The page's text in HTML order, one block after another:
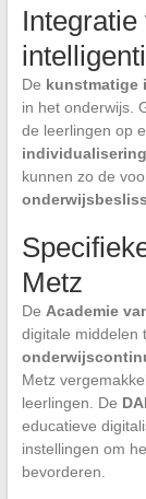
De kunstmatige
in het onderwijs.
de leerlingen op
kunnen zo de
Metz
De Academie
digitale middelen
Metz
leerlingen. De
educatieve
instellingen om
bevorderen.